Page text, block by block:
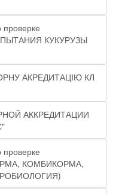
КУКУРУЗЫ
АКРЕДИТАЦІЮ КЛ
АККРЕДИТАЦИИ
КОМБИКОРМА,